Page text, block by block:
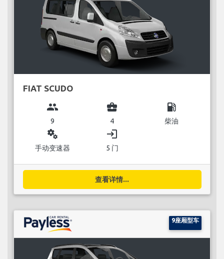
FIAT SCUDO
group
9
business_center
4
local_gas_station
柴油
miscellaneous_services
手动变速器
login
5 门
查看详情...
9座厢型车